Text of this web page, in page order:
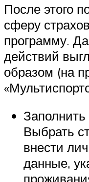
После этого
сферу
программу.
действий
образом (на
Выбрать
внести
данные,